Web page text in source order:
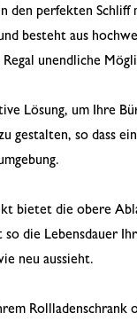
den perfekten Schliff
besteht aus
unendliche
Lösung, um Ihre
gestalten, so dass
bietet die obere
so die Lebensdauer
neu aussieht.
Rollladenschrank